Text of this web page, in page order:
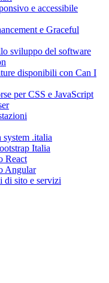
e accessibile
e Graceful
sviluppo del software
disponibili con Can I
per CSS e JavaScript
.italia
Italia
React
Angular
di sito e servizi